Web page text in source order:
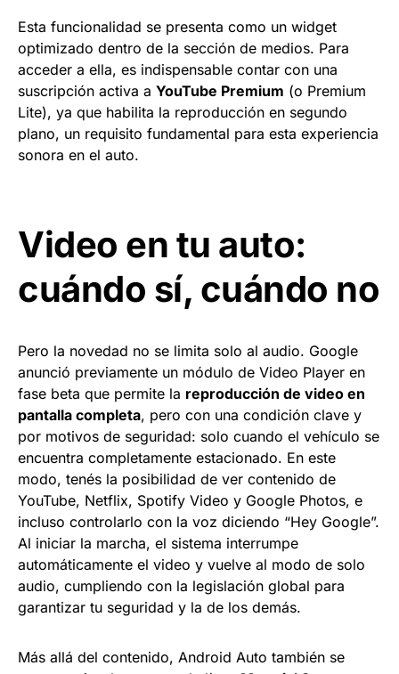
Esta funcionalidad se presenta como un widget
optimizado dentro de la sección de medios. Para
acceder a ella, es indispensable contar con una
suscripción activa a YouTube Premium (o Premium
Lite), ya que habilita la reproducción en segundo
plano, un requisito fundamental para esta experiencia
sonora en el auto.
Video en tu auto:
cuándo sí, cuándo no
Pero la novedad no se limita solo al audio. Google
anunció previamente un módulo de Video Player en
fase beta que permite la reproducción de video en
pantalla completa, pero con una condición clave y
por motivos de seguridad: solo cuando el vehículo se
encuentra completamente estacionado. En este
modo, tenés la posibilidad de ver contenido de
YouTube, Netflix, Spotify Video y Google Photos, e
incluso controlarlo con la voz diciendo “Hey Google”.
Al iniciar la marcha, el sistema interrumpe
automáticamente el video y vuelve al modo de solo
audio, cumpliendo con la legislación global para
garantizar tu seguridad y la de los demás.
Más allá del contenido, Android Auto también se